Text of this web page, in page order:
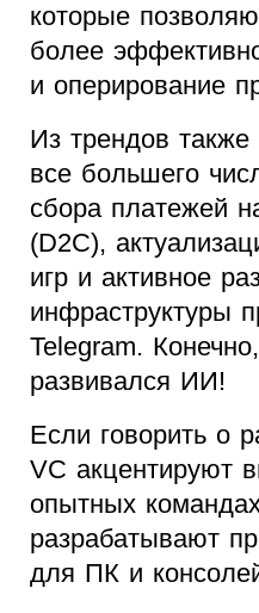
которые
более
и оперирование
Из трендов также
все большего
сбора платежей
(D2C),
игр и активное
инфраструктуры
Telegram.
развивался ИИ!
Если говорить о
VC акцентируют
опытных
разрабатывают
для ПК и